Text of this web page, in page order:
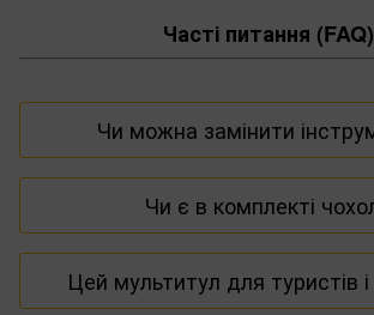
Часті питання (FAQ)
Чи можна замінити
монолітна конструкція
.
знімаються, зате відзначаються
Чи є в комплекті
Ні. У цій моделі чохол не передбачений
фірмова коробка , придатна для
Цей мультитул для туристів